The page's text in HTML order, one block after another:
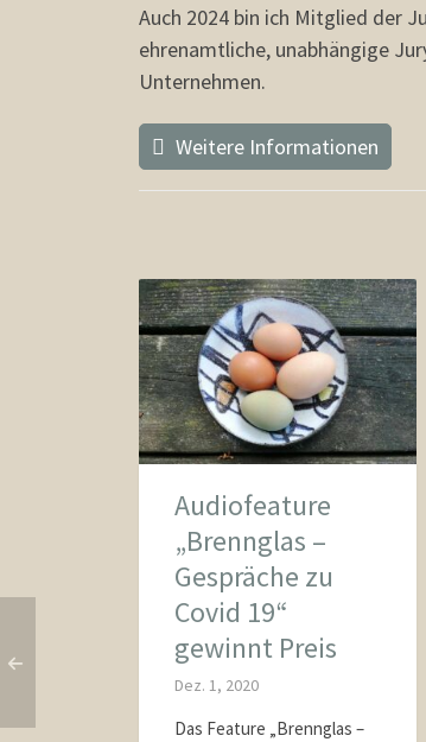
Auch 2024 bin ich Mitglied der
ehrenamtliche, unabhängige
Unternehmen.
Weitere Informationen
Audiofeature
„Brennglas –
Gespräche zu
Covid 19“
gewinnt Preis
Dez. 1, 2020
Das Feature „Brennglas –